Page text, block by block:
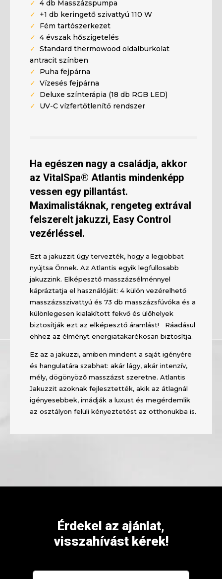
✓ 4 db Masszázspumpa
✓
+1 db keringető szivattyú 110 W
✓
Fém tartószerkezet
✓ 4 évszak hőszigetelés
✓ Standard thermowood oldalburkolat
antracit színben
✓
Puha fejpárna
✓ Vízesés fejpárna
✓
Deluxe színterápia (18 db RGB LED)
✓
UV-C vízfertőtlenítő rendszer
Ha egészen nagy a családja, akkor
az VitalSpa® Atlantis mindenképp
vessen egy pillantást.
Maximalistáknak, rengeteg extrával
felszerelt jakuzzi, Easy Control
vezérléssel.
Ezt a jakuzzit úgy tervezték, hogy a legjobbat
nyújtsa Önnek. Az Atlantis egyik legfullosabb
jakuzzink. Elképesztő masszázsélménnyel
kápráztatja el használójáit: 4 külön vezérelhető
masszázsszivattyú és 73 db masszázsfúvóka és a
különlegesen kialakított fekvő és ülőhelyek
biztosítják ezt az elképesztő áramlást! Ráadásul
ehhez az élményt energiatakarékosan biztosítja.
Ez az a jakuzzi, amiben mindent a saját igényére
és hangulatára szabhat: akár lágy, akár intenzív,
mély, dögönyöző masszázst szeretne. Atlantis
Jakuzzit azoknak fejlesztették, akik az átlagnál
igényesebbek, imádják a luxust és megérdemlik
az osztályon felüli kényeztetést az otthonukba is.
Érdekel az ajánlat,
visszahívást kérek!